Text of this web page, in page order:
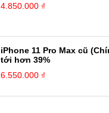
4.850.000 ₫
iPhone 11 Pro Max cũ
tới hơn 39%
6.550.000 ₫